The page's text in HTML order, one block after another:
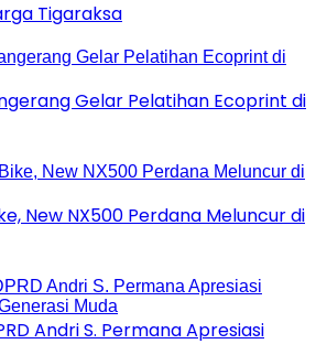
Tigaraksa
Gelar Pelatihan Ecoprint di
New NX500 Perdana Meluncur di
Andri S. Permana Apresiasi